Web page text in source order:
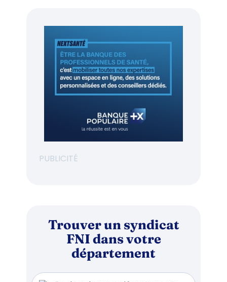
PUBLICITÉ
Trouver un syndicat
FNI dans votre
département